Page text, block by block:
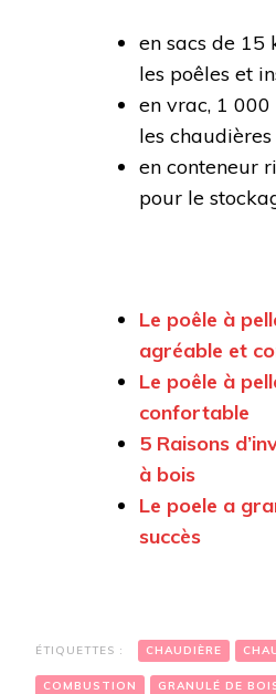
en sacs de
les poêles et
en vrac, 1
les
en conteneur
pour le
Le poêle à
agréable et
Le poêle à
confortable
5 Raisons
à bois
Le poele a
succès
ÉTIQUETTES : CHAUDIÈRE
COMBUSTION GRANULÉ DE